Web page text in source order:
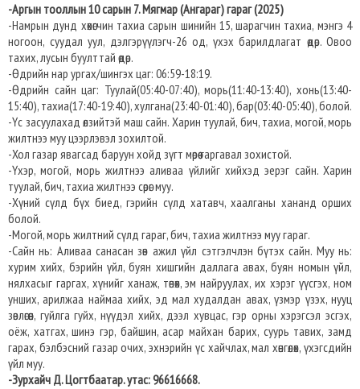
-Аргын тооллын 10 сарын 7. Мягмар (Ангараг) гараг (2025)
-Намрын дунд хөхөгчин тахиа сарын шинийн 15, шарагчин тахиа, мэнгэ 4
ногоон, суудал уул, дэлгэрүүлэгч-26 од, үхэх барилдлагат өдөр. Овоо
тахих, лусын буулттай өдөр.
-Өдрийн нар ургах/шингэх цаг: 06:59-18:19.
-Өдрийн сайн цаг: Туулай(05:40-07:40), морь(11:40-13:40), хонь(13:40-
15:40), тахиа(17:40-19:40), хулгана(23:40-01:40), бар(03:40-05:40), болой.
-Үс засуулахад өлзийтэй маш сайн. Харин туулай, бич, тахиа, могой, морь
жилтнээ муу цээрлэвэл зохилтой.
-Хол газар явагсад баруун хойд зүгт мөрөө гаргавал зохистой.
-Үхэр, могой, морь жилтнээ аливаа үйлийг хийхэд эерэг сайн. Харин
туулай, бич, тахиа жилтнээ сөрөг муу.
-Хүний сүлд бүх биед, гэрийн сүлд хатавч, хаалганы хананд орших
болой.
-Могой, морь жилтний сүлд гараг, бич, тахиа жилтнээ муу гараг.
-Сайн нь: Аливаа санасан зөв ажил үйл сэтгэлчлэн бүтэх сайн. Муу нь:
хурим хийх, бэрийн үйл, буян хишгийн даллага авах, буян номын үйл,
нялхасыг гаргах, хүнийг ханаж, төнөх, эм найруулах, их хэрэг үүсгэх, ном
унших, арилжаа наймаа хийх, эд мал худалдан авах, үзмэр үзэх, нууц
зөвлөгөөн, гуйлга гуйх, нүүдэл хийх, дээл хувцас, гэр орны хэрэгсэл эсгэх,
оёж, хатгах, шинэ гэр, байшин, асар майхан барих, суурь тавих, замд
гарах, бэлбэсний газар очих, эхнэрийн үс хайчлах, мал хөнгөлөх, үхэгсдийн
үйл муу.
-Зурхайч Д. Цогтбаатар. утас: 96616668.